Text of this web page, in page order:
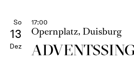
So
13
Dez
17:00
Opernplatz, Duisburg